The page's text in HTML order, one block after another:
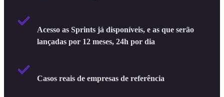
Acesso as Sprints já disponíveis, e as que serão
lançadas por 12 meses, 24h por dia
Casos reais de empresas de referência